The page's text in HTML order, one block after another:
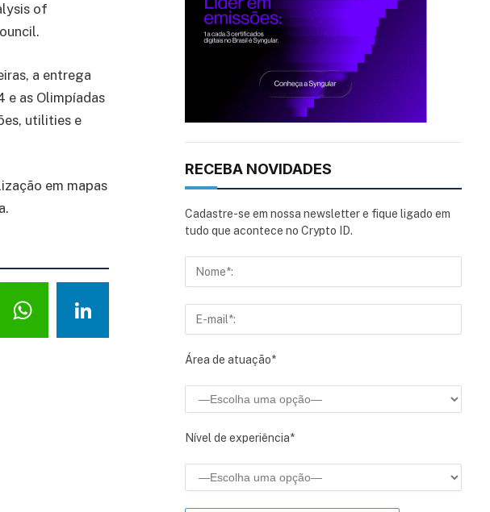
of
a entrega
e as Olimpíadas
utilities e
em mapas
WhatsApp
LinkedIn
RECEBA NOVIDADES
Cadastre-se em nossa newsletter e fique ligado em
tudo que acontece no Crypto ID.
Área de atuação*
Nível de experiência*